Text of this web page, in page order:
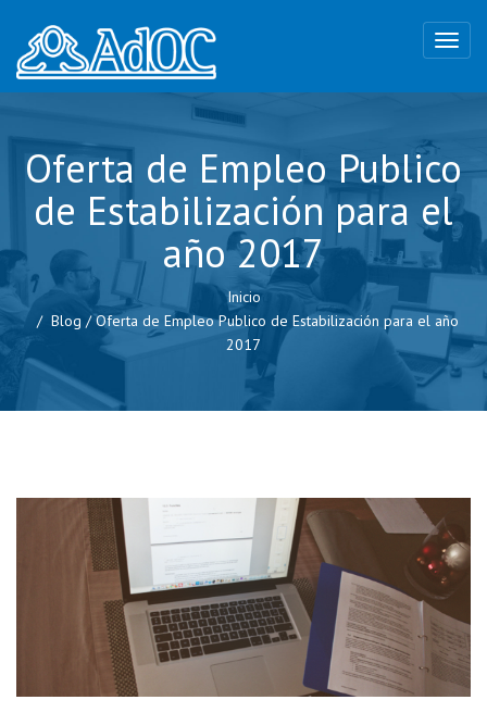
Oferta de Empleo Publico
de Estabilización para el
año 2017
Inicio
Blog /Oferta de Empleo Publico de Estabilización para el año
2017